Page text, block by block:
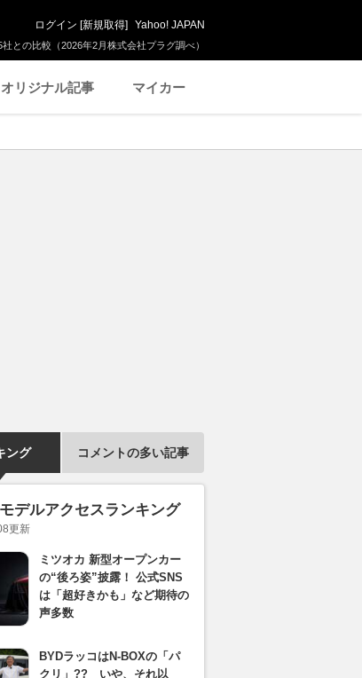
との比較（2026年2月株式会社プラグ調べ）
ログイン [新規取得] Yahoo! JAPAN
オリジナル記事 マイカー
ング コメントの多い記事
デルアクセスランキング
更新
ミツオカ 新型オープンカー
の“後ろ姿”披露！ 公式SNS
は「超好きかも」など期待の
声多数
BYDラッコはN-BOXの「パ
クリ」?? いや、それ以